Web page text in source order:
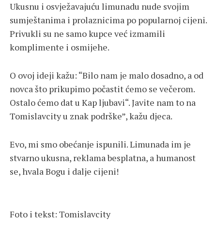
Ukusnu i osvježavajuću limunadu nude svojim
sumještanima i prolaznicima po popularnoj cijeni.
Privukli su ne samo kupce već izmamili
komplimente i osmijehe.
O ovoj ideji kažu: “Bilo nam je malo dosadno, a od
novca što prikupimo počastit ćemo se večerom.
Ostalo ćemo dat u Kap ljubavi“. Javite nam to na
Tomislavcity u znak podrške”, kažu djeca.
Evo, mi smo obećanje ispunili. Limunada im je
stvarno ukusna, reklama besplatna, a humanost
se, hvala Bogu i dalje cijeni!
Foto i tekst: Tomislavcity